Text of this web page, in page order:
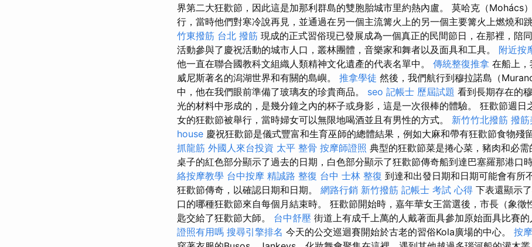
界第二大狂歡節，因此這是加那利群島的雙胞胎城市里約熱內盧。 莫哈克（Mohács
行，當時他們對寒冷說再見，並通過在另一個主流篝火上的另一個主要篝火上燃燒和跳
竹東撥筋 台北 撥筋 現成的正式習俗現已發展成為一個真正的民間節日，在那裡，陪
活動參與了慶祝活動的城市人口，叢林團體，音樂家和舞者以及面具和工具。 附近按
他一直在聯合國教科文組織人類精神文化遺產的代表名單中。 傳統整復推拿 在船上，
威尼斯著名的潟湖世界和有關的島嶼。 推拿學徒 然後，我們航行到穆拉諾島（
中，他在我們眼前準備了玻璃友的珍貴商品。 seo 記帳士 歷屆試題 看到長期存在的
光的材料中形成的，是幾分鐘之內的杯子或身影，這是一次很棒的體驗。 狂歡節週日
女的狂歡節被舉行，當時婦女可以無限地喝酒並且有男性的方式。 新竹竹北撥筋 撥筋
house 慶祝狂歡節是儀式豐富和生育巫師的總體結果，例如大麻和帶有狂歡節食物殘
抓龍筋 外國人來台投資 太平 整骨 按摩師證照 典型的狂歡節菜是捲心菜，豬肉和必需
桌子的紅色部分顯示了過去的日期，白色部分顯示了狂歡節傳奇船到達巴塞羅那港口
絡按摩教學 台中按摩 精誠路 整復 台中 士林 整復 到達和出發日期和日期可能會有所
狂歡節傳奇，以確認日期和日期。 網路行銷 新竹撥筋 記帳士 考試 心得 下表還顯示
口的哪種狂歡節來自每個月結束時。 狂歡節開始時，嘉年華女王當選後，市長（象徵
匙交給了狂歡節大師。 台中舒壓 街道上有成千上萬的人戴著面具參加原始面具比賽的
證照有用嗎 搜尋引擎排名 今天的公交巡迴賽開始於古老的習俗Kola廣場的中心。 按